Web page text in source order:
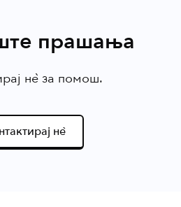
прашања
нѐ за помош.
нѐ